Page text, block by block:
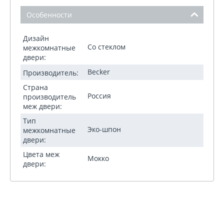
Особенности
Дизайн
межкомнатные
двери:
Со стеклом
Производитель:
Becker
Страна
производитель
меж двери:
Россия
Тип
межкомнатные
двери:
Эко-шпон
Цвета меж
двери:
Мокко